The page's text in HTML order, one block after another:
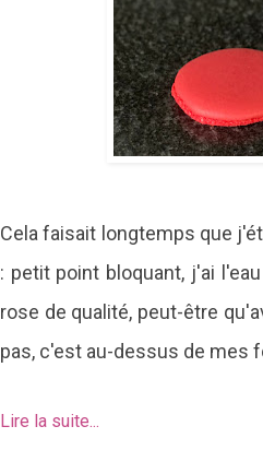
Cela faisait longtemps que
: petit point bloquant, j'ai
rose de qualité, peut-être
pas, c'est au-dessus de mes
Lire la suite...